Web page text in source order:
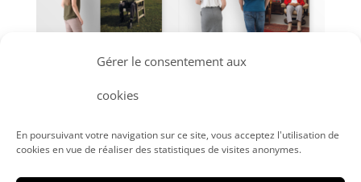
Gérer le consentement aux
cookies
En poursuivant votre navigation sur ce site, vous acceptez l'utilisation de
cookies en vue de réaliser des statistiques de visites anonymes.